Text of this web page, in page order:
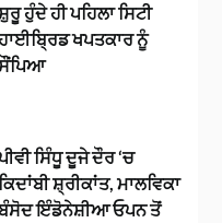
ਹੁੰਦੇ ਹੀ ਪਹਿਲਾ ਸਿਟੀ
ਖਪਤਕਾਰ ਨੂੰ
ਸਿੰਧੂ ਦੂਜੇ ਦੌਰ ‘ਚ
ਸ਼੍ਰੀਕਾਂਤ, ਮਾਲਵਿਕਾ
ਇੰਡੋਨੇਸ਼ੀਆ ਓਪਨ ਤੋਂ